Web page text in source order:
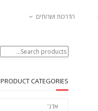
הדרכות ושרותים
Search
for:
PRODUCT CATEGORIES
אדג'